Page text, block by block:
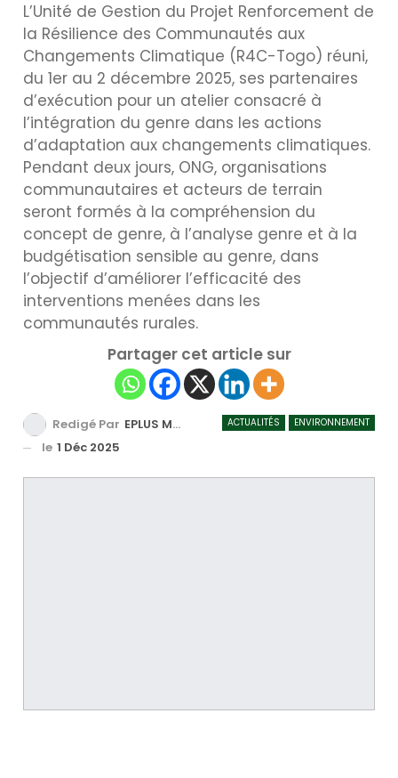
L’Unité de Gestion du Projet Renforcement de
la Résilience des Communautés aux
Changements Climatique (R4C-Togo) réuni,
du 1er au 2 décembre 2025, ses partenaires
d’exécution pour un atelier consacré à
l’intégration du genre dans les actions
d’adaptation aux changements climatiques.
Pendant deux jours, ONG, organisations
communautaires et acteurs de terrain
seront formés à la compréhension du
concept de genre, à l’analyse genre et à la
budgétisation sensible au genre, dans
l’objectif d’améliorer l’efficacité des
interventions menées dans les
communautés rurales.
Partager cet article sur
ACTUALITÉS ENVIRONNEMENT
Redigé Par EPLUS MEDIA TV
le 1 Déc 2025